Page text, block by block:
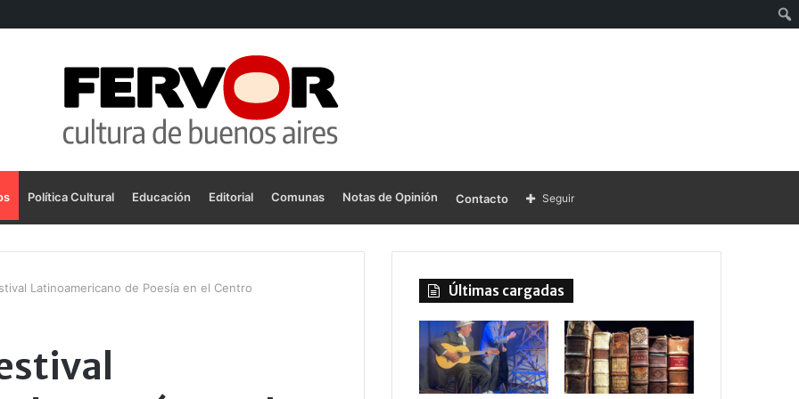
Política Cultural Educación Editorial Comunas Notas de Opinión Contacto Seguir
Latinoamericano de Poesía en el Centro Últimas cargadas